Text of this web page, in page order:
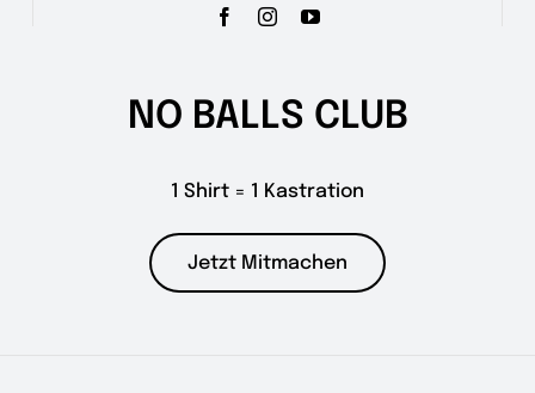
NO BALLS CLUB
1 Shirt = 1 Kastration
Jetzt Mitmachen